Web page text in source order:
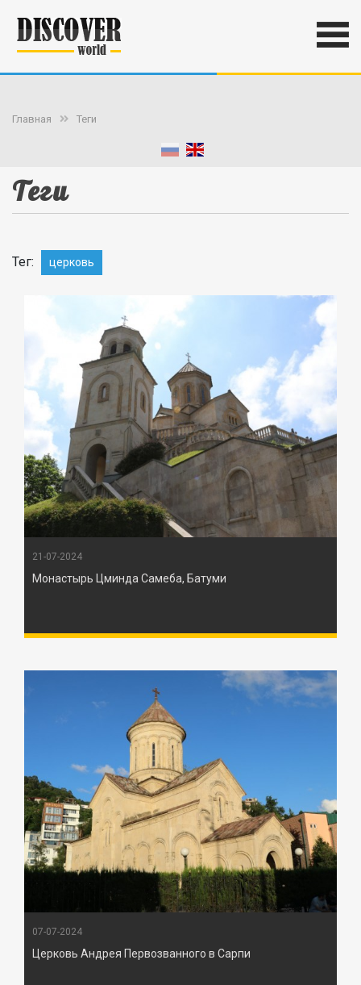
Главная Теги
Теги
Тег: церковь
21-07-2024
Монастырь Цминда Самеба, Батуми
07-07-2024
Церковь Андрея Первозванного в Сарпи